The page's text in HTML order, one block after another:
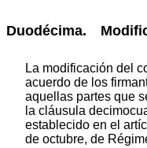
Duodécima.
La modificación del
acuerdo de los
aquellas partes que
la cláusula
establecido en el
de octubre, de